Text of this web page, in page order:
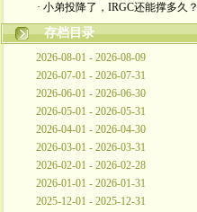
· 小弟投降了，IRGC还能撑多久？
存档目录
2026-08-01 - 2026-08-09
2026-07-01 - 2026-07-31
2026-06-01 - 2026-06-30
2026-05-01 - 2026-05-31
2026-04-01 - 2026-04-30
2026-03-01 - 2026-03-31
2026-02-01 - 2026-02-28
2026-01-01 - 2026-01-31
2025-12-01 - 2025-12-31